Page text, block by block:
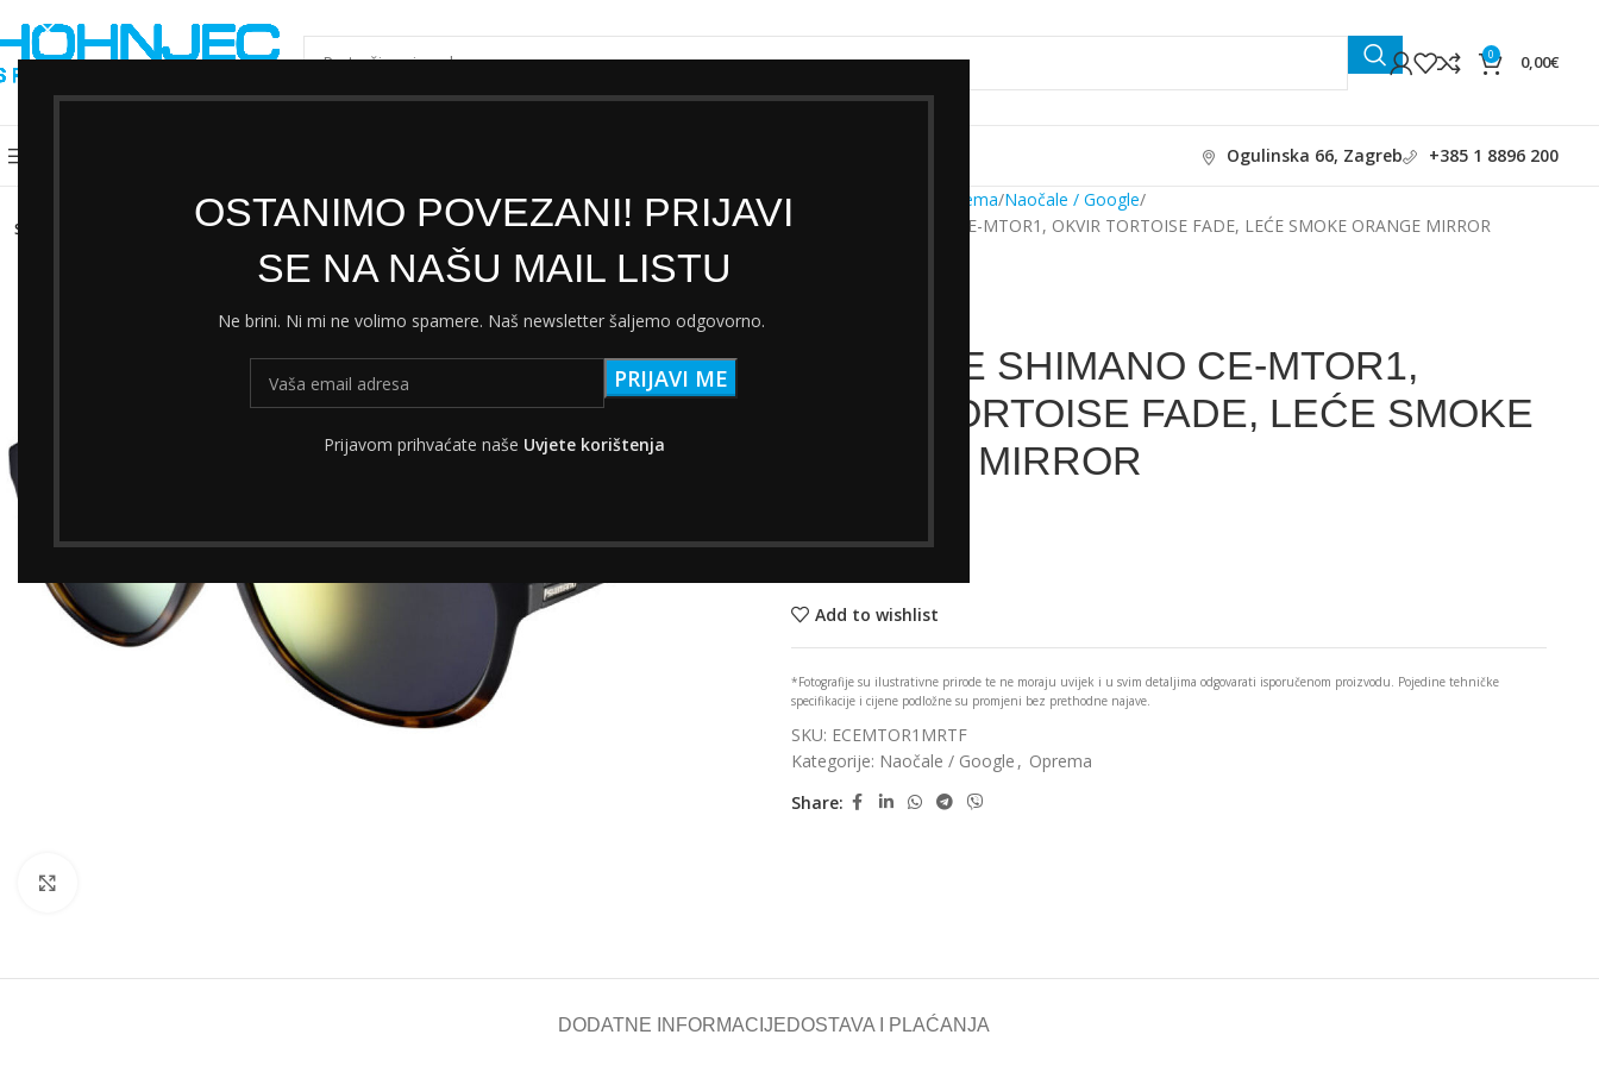
OSTANIMO POVEZANI! PRIJAVI
SE NA NAŠU MAIL LISTU
Ne brini. Ni mi ne volimo spamere. Naš newsletter šaljemo odgovorno.
Prijavom prihvaćate naše Uvjete korištenja
ODABERI KATEGORIJU
0 0,00€
Ogulinska 66, Zagreb +385 1 8896 200
SOLD
Početna Oprema Naočale / Google
NAOČALE SHIMANO CE-MTOR1, OKVIR TORTOISE FADE, LEĆE SMOKE ORANGE MIRROR
NAOČALE SHIMANO CE-MTOR1,
OKVIR TORTOISE FADE, LEĆE SMOKE
ORANGE MIRROR
Add to wishlist
*Fotografije su ilustrativne prirode te ne moraju uvijek i u svim detaljima odgovarati isporučenom proizvodu. Pojedine tehničke
specifikacije i cijene podložne su promjeni bez prethodne najave.
SKU: ECEMTOR1MRTF
Kategorije: Naočale / Google , Oprema
Share:
DODATNE INFORMACIJEDOSTAVA I PLAĆANJA